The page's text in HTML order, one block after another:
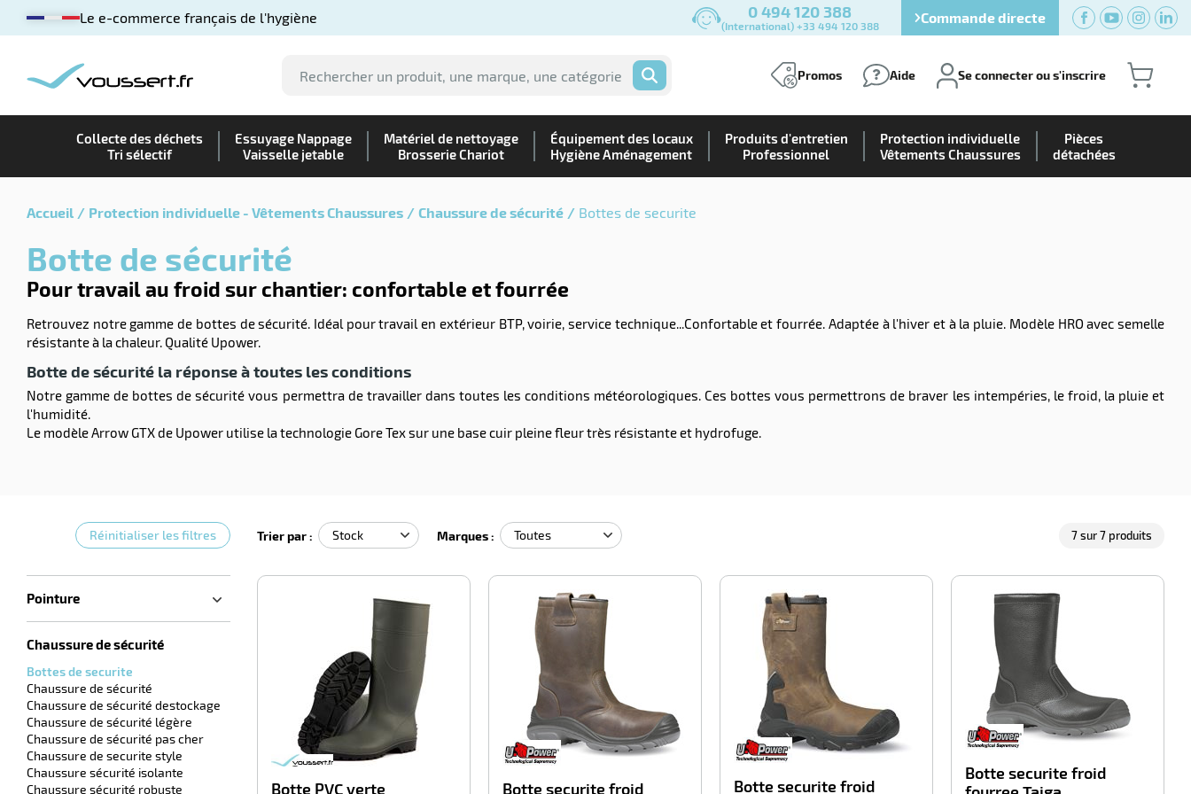
Le e-commerce français de l'hygiène 0 494 120 388
(International) +33 494 120 388 Commande directe
OK Promos Aide Se connecter ou s'inscrire
Collecte des déchets
Tri sélectif
Essuyage Nappage
Vaisselle jetable
Matériel de nettoyage
Brosserie Chariot
Équipement des locaux
Hygiène Aménagement
Produits d'entretien
Professionnel
Protection individuelle
Vêtements Chaussures
Pièces
détachées
Accueil Protection individuelle - Vêtements Chaussures Chaussure de sécurité Bottes de securite
Botte de sécurité
Pour travail au froid sur chantier: confortable et fourrée
Retrouvez notre gamme de bottes de sécurité. Idéal pour travail en extérieur BTP, voirie, service technique...Confortable et fourrée. Adaptée à l'hiver et à la pluie. Modèle HRO avec semelle
résistante à la chaleur. Qualité Upower.
Botte de sécurité la réponse à toutes les conditions
Notre gamme de bottes de sécurité vous permettra de travailler dans toutes les conditions météorologiques. Ces bottes vous permettrons de braver les intempéries, le froid, la pluie et
l'humidité.
Le modèle Arrow GTX de Upower utilise la technologie Gore Tex sur une base cuir pleine fleur très résistante et hydrofuge.
Trier par : Marques : 7sur7 produits
Réinitialiser les filtres
Pointure
Chaussure de sécurité
Bottes de securite
Chaussure de sécurité
Chaussure de sécurité destockage
Chaussure de sécurité légère
Chaussure de sécurité pas cher
Chaussure de securite style
Chaussure sécurité isolante
Chaussure sécurité robuste
Botte PVC verte
Botte securite froid
Botte securite froid
Botte securite froid